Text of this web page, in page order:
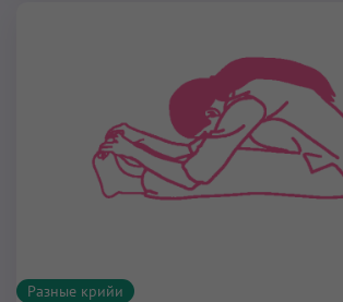
Разные крийи